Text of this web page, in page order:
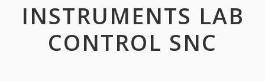
INSTRUMENTS LAB
CONTROL SNC